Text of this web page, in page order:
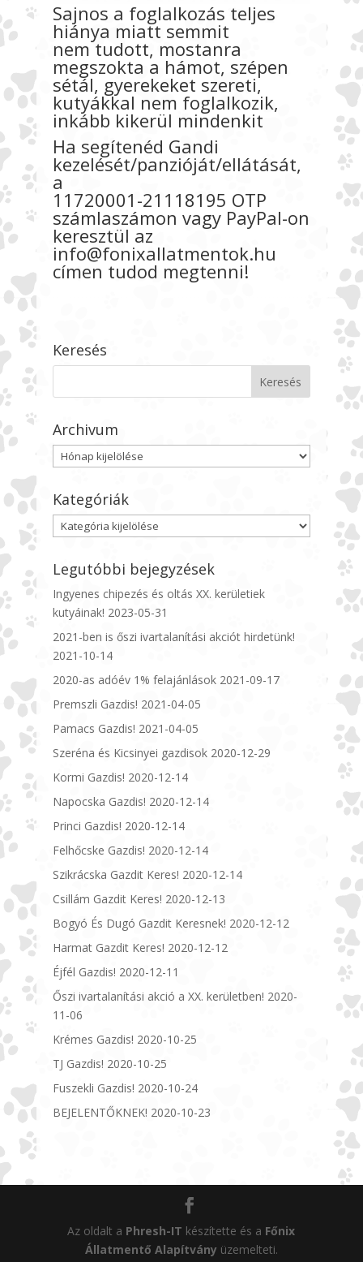
Sajnos a foglalkozás teljes
hiánya miatt semmit
nem tudott, mostanra
megszokta a hámot, szépen
sétál, gyerekeket szereti,
kutyákkal nem foglalkozik,
inkább kikerül mindenkit
Ha segítenéd Gandi
kezelését/panzióját/ellátását,
a
11720001-21118195 OTP
számlaszámon vagy PayPal-on
keresztül az
info@fonixallatmentok.hu
címen tudod megtenni!
Keresés
Archivum
Archivum
Kategóriák
Kategóriák
Legutóbbi bejegyzések
Ingyenes chipezés és oltás XX. kerületiek
kutyáinak! 2023-05-31
2021-ben is őszi ivartalanítási akciót hirdetünk!
2021-10-14
2020-as adóév 1% felajánlások 2021-09-17
Premszli Gazdis! 2021-04-05
Pamacs Gazdis! 2021-04-05
Szeréna és Kicsinyei gazdisok 2020-12-29
Kormi Gazdis! 2020-12-14
Napocska Gazdis! 2020-12-14
Princi Gazdis! 2020-12-14
Felhőcske Gazdis! 2020-12-14
Szikrácska Gazdit Keres! 2020-12-14
Csillám Gazdit Keres! 2020-12-13
Bogyó És Dugó Gazdit Keresnek! 2020-12-12
Harmat Gazdit Keres! 2020-12-12
Éjfél Gazdis! 2020-12-11
Őszi ivartalanítási akció a XX. kerületben! 2020-
11-06
Krémes Gazdis! 2020-10-25
TJ Gazdis! 2020-10-25
Fuszekli Gazdis! 2020-10-24
BEJELENTŐKNEK! 2020-10-23
Az oldalt a Phresh-IT készítette és a Főnix
Állatmentő Alapítvány üzemelteti.